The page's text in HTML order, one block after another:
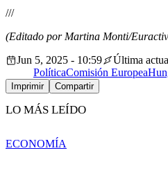
///
(Editado por Martina Monti/
Jun 5, 2025 - 10:59
Última
PolíticaComisión Europea
Imprimir Compartir
LO MÁS LEÍDO
ECONOMÍA